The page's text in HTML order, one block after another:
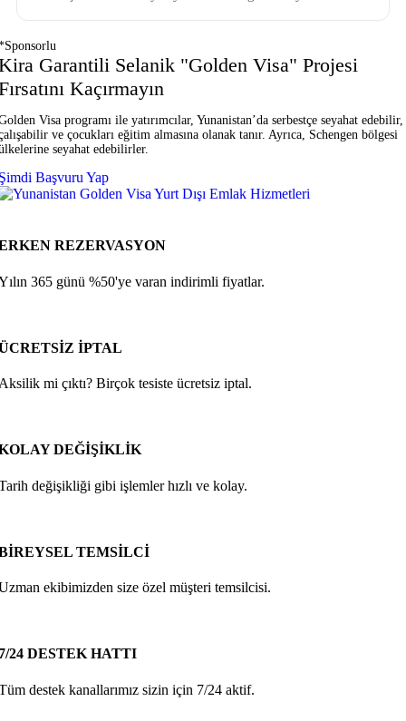
Garantili Selanik "Golden Visa" Projesi
Kaçırmayın
Visa programı ile yatırımcılar, Yunanistan’da serbestçe seyahat edebilir,
ve çocukları eğitim almasına olanak tanır. Ayrıca, Schengen bölgesi
seyahat edebilirler.
Başvuru Yap
REZERVASYON
365 günü %50'ye varan indirimli fiyatlar.
İPTAL
mi çıktı? Birçok tesiste ücretsiz iptal.
DEĞİŞİKLİK
değişikliği gibi işlemler hızlı ve kolay.
TEMSİLCİ
ekibimizden size özel müşteri temsilcisi.
24 DESTEK HATTI
destek kanallarımız sizin için 7/24 aktif.